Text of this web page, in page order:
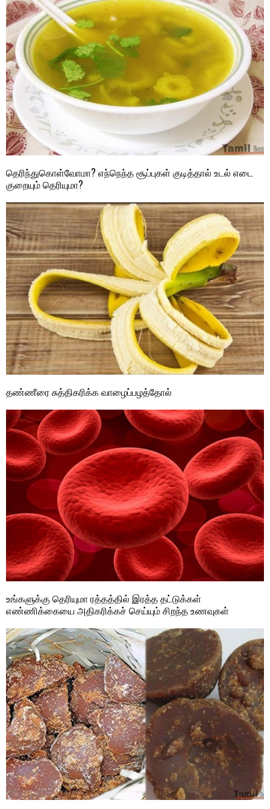
தெரிந்துகொள்வோமா? எந்நெந்த சூப்புகள் குடித்தால் உடல் எடை
குறையும் தெரியுமா?
தண்ணீரை சுத்திகரிக்க வாழைப்பழத்தோல்
உங்களுக்கு தெரியுமா ரத்தத்தில் இரத்த தட்டுக்கள்
எண்ணிக்கையை அதிகரிக்கச் செய்யும் சிறந்த உணவுகள்